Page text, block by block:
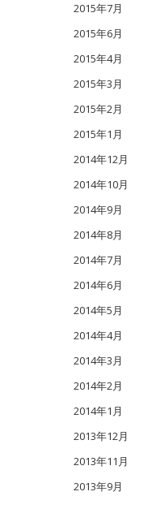
2015年7月
2015年6月
2015年4月
2015年3月
2015年2月
2015年1月
2014年12月
2014年10月
2014年9月
2014年8月
2014年7月
2014年6月
2014年5月
2014年4月
2014年3月
2014年2月
2014年1月
2013年12月
2013年11月
2013年9月